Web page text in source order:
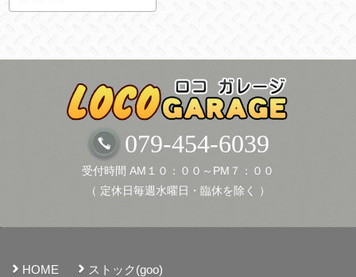
ブ
079-454-6039
受付時間 AM１０：００～PM７：００
（ 定休日毎週水曜日・臨休を除く ）
HOME ストック(goo)